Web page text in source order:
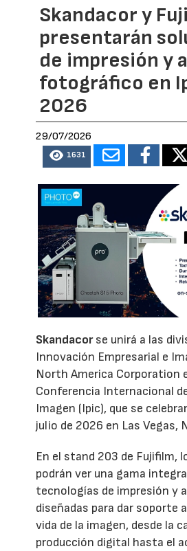
Skandacor y
presentarán
de impresión y
fotográfico en
2026
29/07/2026
1631
Skandacorse unirá a las
Innovación Empresarial e
North America Corporation
Conferencia Internacional
Imagen (Ipic), que se
julio de 2026 en Las Vegas,
En el stand 203 de Fujifilm,
podrán ver una gama
tecnologías de impresión y
diseñadas para dar soporte
vida de la imagen, desde la
producción digital hasta el